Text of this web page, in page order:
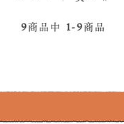
9商品中 1-9商品